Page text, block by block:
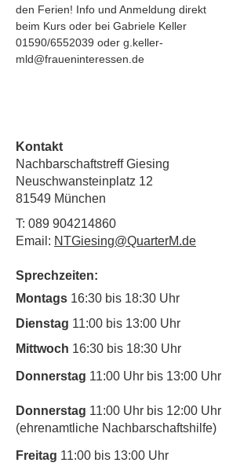
den Ferien! Info und Anmeldung direkt
beim Kurs oder bei Gabriele Keller
01590/6552039 oder g.keller-
mld@fraueninteressen.de
Kontakt
Nachbarschaftstreff Giesing
Neuschwansteinplatz 12
81549 München
T: 089 904214860
Email: NTGiesing@QuarterM.de
Sprechzeiten:
Montags 16:30 bis 18:30 Uhr
Dienstag 11:00 bis 13:00 Uhr
Mittwoch 16:30 bis 18:30 Uhr
Donnerstag 11:00 Uhr bis 13:00 Uhr
Donnerstag 11:00 Uhr bis 12:00 Uhr
(ehrenamtliche Nachbarschaftshilfe)
Freitag 11:00 bis 13:00 Uhr